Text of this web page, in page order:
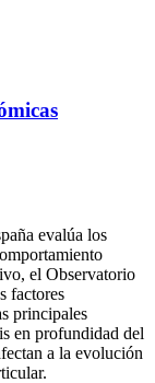
evalúa los
el Observatorio
factores
principales
en profundidad del
a la evolución